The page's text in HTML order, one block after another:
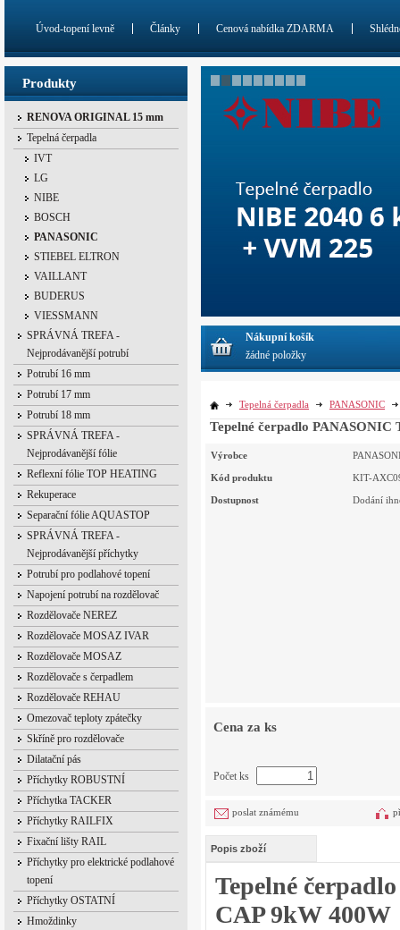
Produkty
RENOVA ORIGINAL 15 mm
Tepelná čerpadla
IVT
LG
NIBE
BOSCH
PANASONIC
STIEBEL ELTRON
VAILLANT
BUDERUS
VIESSMANN
SPRÁVNÁ TREFA -
Nejprodávanější potrubí
Potrubí 16 mm
Potrubí 17 mm
Potrubí 18 mm
SPRÁVNÁ TREFA -
Nejprodávanější fólie
Reflexní fólie TOP HEATING
Rekuperace
Separační fólie AQUASTOP
SPRÁVNÁ TREFA -
Nejprodávanější příchytky
Potrubí pro podlahové topení
Napojení potrubí na rozdělovač
Rozdělovače NEREZ
Rozdělovače MOSAZ IVAR
Rozdělovače MOSAZ
Rozdělovače s čerpadlem
Rozdělovače REHAU
Omezovač teploty zpátečky
Skříně pro rozdělovače
Dilatační pás
Příchytky ROBUSTNÍ
Příchytka TACKER
Příchytky RAILFIX
Fixační lišty RAIL
Příchytky pro elektrické podlahové
topení
Příchytky OSTATNÍ
Hmoždinky
Tepelná čerpadla PANASONIC
Tepelné čerpadlo
Výrobce
Kód produktu KIT-
Dostupnost Dodání
Cena za ks
Počet ks
poslat známému
Popis zboží
Tepelné
CAP 9kW 400W
Úvod-topení levně Články Cenová nabídka ZDARMA
Nákupní košík
žádné položky